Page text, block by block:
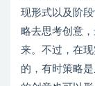
现形式以及阶
略去思考创意
来。不过，在
的，有时策略